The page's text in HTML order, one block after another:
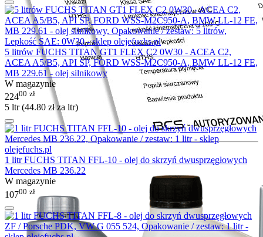
5 litrów FUCHS TITAN GT1 FLEX C2 0W30 - ACEA C2,
ACEA A5/B5, API SP, FORD WSS-M2C950-A, BMW LL-12 FE,
MB 229.61 - olej silnikowy
W magazynie
22400 zł
5 ltr (44.80 złza ltr)
1 litr FUCHS TITAN FFL-10 - olej do skrzyń dwusprzęgłowych
Mercedes MB 236.22
W magazynie
10700 zł